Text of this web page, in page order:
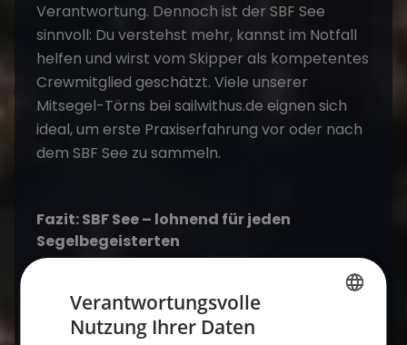
Verantwortung. Dennoch ist der SBF See
sinnvoll: Du verstehst mehr, kannst im Notfall
helfen und wirst vom Skipper als kompetentes
Crewmitglied geschätzt. Viele unserer
Mitsegel-Törns bei sailwithus.de eignen sich
ideal, um erste Praxiserfahrung vor oder nach
dem SBF See zu sammeln.
Fazit: SBF See – lohnend für jeden
Segelbegeisterten
Der SBF See ist der erste Schritt in die Welt des
Segelns und Motorbootens. Mit
überschaubarem Aufwand (ca. 2–4 Wochen
Verantwortungsvolle
Nutzung Ihrer Daten